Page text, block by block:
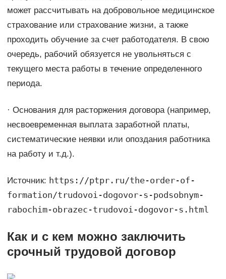
может рассчитывать на добровольное медицинское
страхование или страхование жизни, а также
проходить обучение за счет работодателя. В свою
очередь, рабочий обязуется не увольняться с
текущего места работы в течение определенного
периода.
· Основания для расторжения договора (например,
несвоевременная выплата заработной платы,
систематические неявки или опоздания работника
на работу и т.д.).
Источник: https://ptpr.ru/the-order-of-
formation/trudovoi-dogovor-s-podsobnym-
rabochim-obrazec-trudovoi-dogovor-s.html
Как и с кем можно заключить
срочный трудовой договор